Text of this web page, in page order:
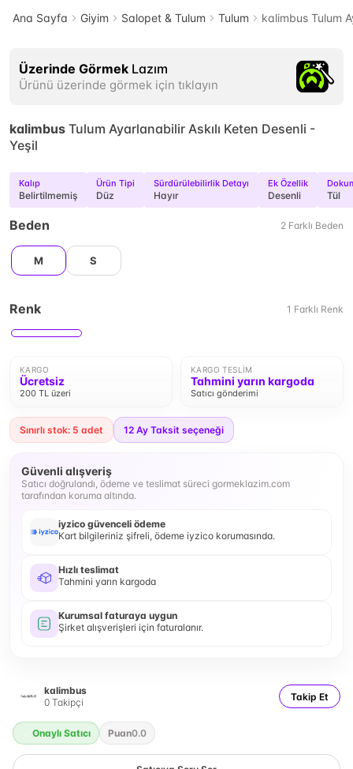
Ana Sayfa Giyim Salopet & Tulum Tulum kalimbus Tulum
Üzerinde Görmek Lazım
Ürünü üzerinde görmek için tıklayın
kalimbus Tulum Ayarlanabilir Askılı Keten Desenli -
Yeşil
Kalıp
Belirtilmemiş
Ürün Tipi
Düz
Sürdürülebilirlik Detayı
Hayır
Ek Özellik
Desenli Tül
Beden 2 Farklı Beden
M S
Renk 1 Farklı Renk
KARGO
Ücretsiz
200 TL üzeri
KARGO TESLIM
Tahmini yarın kargoda
Satıcı gönderimi
Sınırlı stok: 5 adet 12 Ay Taksit seçeneği
Güvenli alışveriş
Satıcı doğrulandı, ödeme ve teslimat süreci gormeklazim.com
tarafından koruma altında.
iyzico güvenceli ödeme
Kart bilgileriniz şifreli, ödeme iyzico korumasında.
Hızlı teslimat
Tahmini yarın kargoda
Kurumsal faturaya uygun
Şirket alışverişleri için faturalanır.
kalimbus
0 Takipçi Takip Et
Onaylı Satıcı Puan0.0